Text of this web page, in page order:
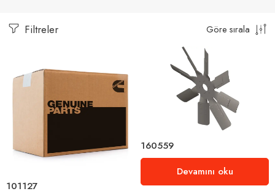
Filtreler Göre sırala
101127
160559
Devamını oku